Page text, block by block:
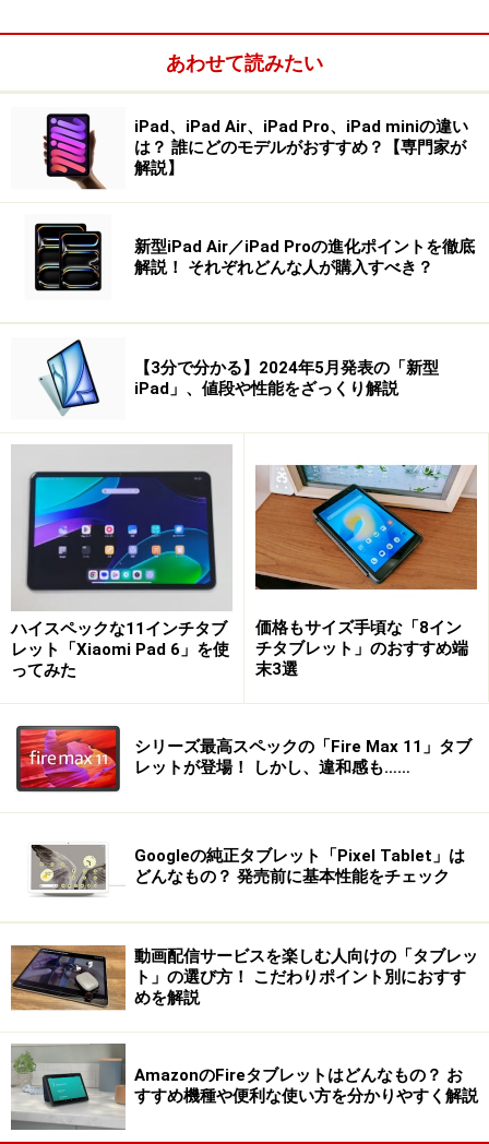
Amazon Fire HD 8 Plus
Blackview Tab6
ALLDOCUBE iPlay 50 mini
Amazon Fire HD 8 Plus
8インチタブレットの王道とも言える端末で、価格は1万
が3GBでワイヤレス充電に対応します。
Amazon Fire HD 8 Plus。8インチタブレットの王道とも言え
る端末
「Fire HD 8 Plus」には、画面付きのスマートスピーカー
製品のEcho Showのように使えるShowモードを搭載
います。例えば、Alexaに対応しているスマート家電を持
っているのであれば、これを使えば声で操作できるよう
になり活用の幅が広がります。また、別売のワイヤレス
充電スタンドと組み合わせて使えば、置くだけでShowモ
「Fire HD 8 Plus」は、同価格帯のタブレットの中でも、
ー搭載なので、端末だけでも広がりのある音を楽しめま
す。
Fire HD 8 Plus タブレット - 8インチHD ディスプレイ
32GB グレー (2022年発売)
あわせて読みたい
iPad、iPad Air、iPad Pro、iPad miniの違い
は？ 誰にどのモデルがおすすめ？【専門家が
解説】
新型iPad Air／iPad Proの進化ポイントを徹底
解説！ それぞれどんな人が購入すべき？
【3分で分かる】2024年5月発表の「新型
iPad」、値段や性能をざっくり解説
ハイスペックな11インチタブ
レット「Xiaomi Pad 6」を使
ってみた
価格もサイズ手頃な「8イン
チタブレット」のおすすめ端
末3選
シリーズ最高スペックの「Fire Max 11」タブ
レットが登場！ しかし、違和感も……
Googleの純正タブレット「Pixel Tablet」は
どんなもの？ 発売前に基本性能をチェック
動画配信サービスを楽しむ人向けの「タブレッ
ト」の選び方！ こだわりポイント別におすす
めを解説
AmazonのFireタブレットはどんなもの？ お
すすめ機種や便利な使い方を分かりやすく解説